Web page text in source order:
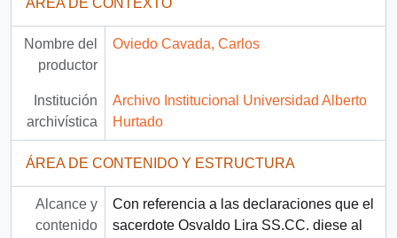
ÁREA DE CONTEXTO
Nombre del
productor
Oviedo Cavada, Carlos
Institución
archivística
Archivo Institucional Universidad Alberto
Hurtado
ÁREA DE CONTENIDO Y ESTRUCTURA
Alcance y
contenido
Con referencia a las declaraciones que el
sacerdote Osvaldo Lira SS.CC. diese al